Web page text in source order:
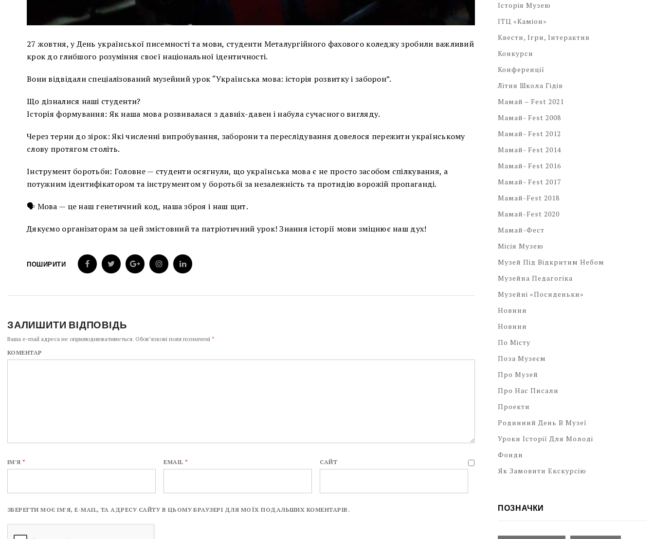
27 жовтня, у День української писемності та мови, студенти Металургійного фахового коледжу зробили важливий
крок до глибшого розуміння своєї національної ідентичності.
Вони відвідали спеціалізований музейний урок “Українська мова: історія розвитку і заборон”.
Що дізналися наші студенти?
Історія формування: Як наша мова розвивалася з давніх-давен і набула сучасного вигляду.
Через терни до зірок: Які численні випробування, заборони та переслідування довелося пережити українському
слову протягом століть.
Інструмент боротьби: Головне — студенти осягнули, що українська мова є не просто засобом спілкування, а
потужним ідентифікатором та інструментом у боротьбі за незалежність та протидію ворожій пропаганді.
🗣️ Мова — це наш генетичний код, наша зброя і наш щит.
Дякуємо організаторам за цей змістовний та патріотичний урок! Знання історії мови зміцнює наш дух!
ПОШИРИТИ
ЗАЛИШИТИ ВІДПОВІДЬ
Ваша e-mail адреса не оприлюднюватиметься. Обов’язкові поля позначені *
КОМЕНТАР
ІМ'Я* EMAIL* САЙТ
ЗБЕРЕГТИ МОЄ ІМ'Я, E-MAIL, ТА АДРЕСУ САЙТУ В ЦЬОМУ БРАУЗЕРІ ДЛЯ МОЇХ ПОДАЛЬШИХ КОМЕНТАРІВ.
Історія Музею
ІТЦ «Каміон»
Квести, Ігри, Інтерактив
Конкурси
Конференції
Літня Школа Гідів
Мамай – Fest 2021
Мамай- Fest 2008
Мамай- Fest 2012
Мамай- Fest 2014
Мамай- Fest 2016
Мамай- Fest 2017
Мамай-Fest 2018
Мамай-Fest 2020
Мамай-Фест
Місія Музею
Музей Під Відкритим Небом
Музейна Педагогіка
Музейні «посиденьки»
Новини
Новини
По Місту
Поза Музеєм
Про Музей
Про Нас Писали
Проекти
Родинний День В Музеї
Уроки Історії Для Молоді
Фонди
Як Замовити Екскурсію
ПОЗНАЧКИ